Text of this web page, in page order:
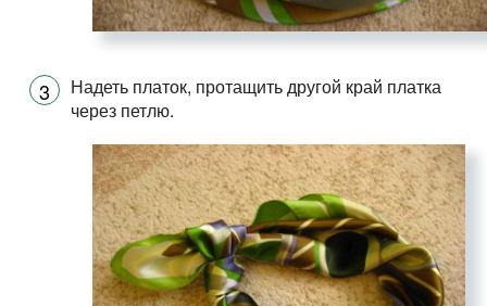
Надеть платок, протащить другой край платка
через петлю.